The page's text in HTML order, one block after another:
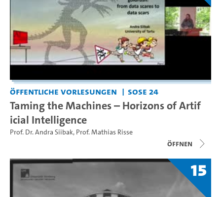
Öffentliche Vorlesungen SoSe 24
Taming the Machines – Horizons of Artif
icial Intelligence
Prof. Dr. Andra Siibak, Prof. Mathias Risse
Öffnen
15